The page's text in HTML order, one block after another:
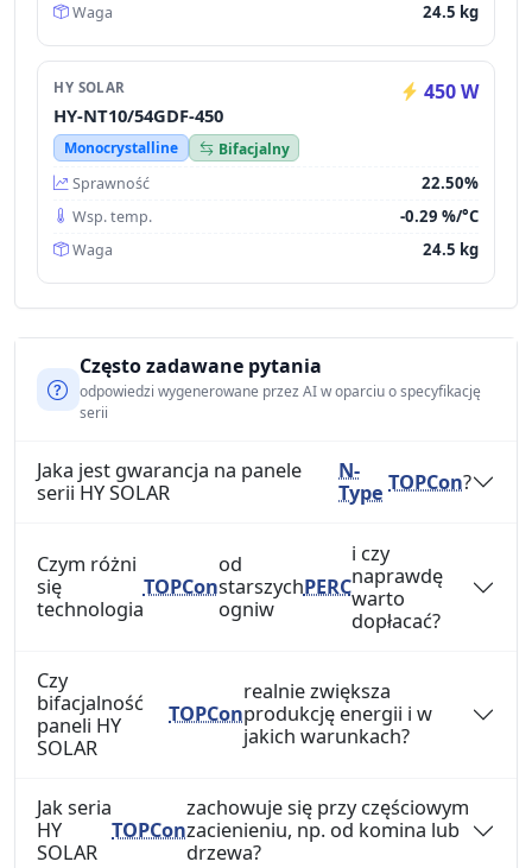
Waga 24.5 kg
HY SOLAR 450 W
HY-NT10/54GDF-450
Monocrystalline
Bifacjalny
Sprawność
22.50%
Wsp. temp. -0.29 %/°C
Waga 24.5 kg
Często zadawane pytania
odpowiedzi wygenerowane przez AI w oparciu o specyfikację
serii
Jaka jest gwarancja na panele
serii HY SOLAR
N-
Type TOPCon?
Czym różni
się
technologia
TOPCon
od
starszych
ogniw
PERC
i czy
naprawdę
warto
dopłacać?
Czy
bifacjalność
paneli HY
SOLAR
TOPCon
realnie zwiększa
produkcję energii i w
jakich warunkach?
Jak seria
HY
SOLAR
TOPCon
zachowuje się przy częściowym
zacienieniu, np. od komina lub
drzewa?